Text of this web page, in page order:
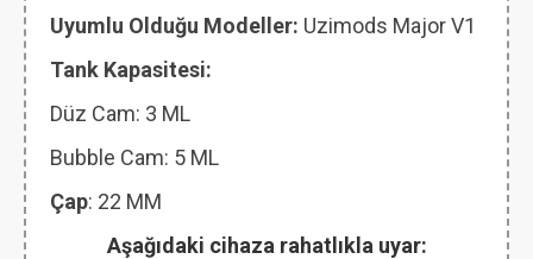
Uyumlu Olduğu Modeller: Uzimods Major V1
Tank Kapasitesi:
Düz Cam: 3 ML
Bubble Cam: 5 ML
Çap: 22 MM
Aşağıdaki cihaza rahatlıkla uyar: